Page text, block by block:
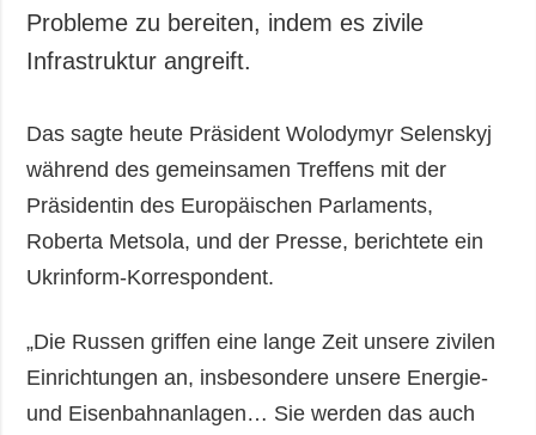
Probleme zu bereiten, indem es zivile
Infrastruktur angreift.
Das sagte heute Präsident Wolodymyr Selenskyj
während des gemeinsamen Treffens mit der
Präsidentin des Europäischen Parlaments,
Roberta Metsola, und der Presse, berichtete ein
Ukrinform-Korrespondent.
„Die Russen griffen eine lange Zeit unsere zivilen
Einrichtungen an, insbesondere unsere Energie-
und Eisenbahnanlagen… Sie werden das auch